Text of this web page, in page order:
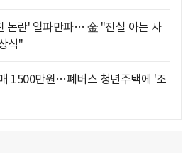
논란' 일파만파… 金 "진실 아는 사
식"
1500만원…폐버스 청년주택에 '조